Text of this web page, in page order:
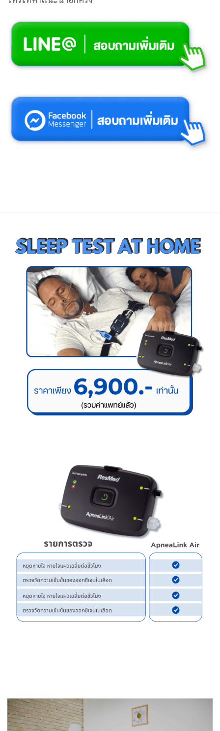
โทรให้คำแนะนำอีกครั้ง